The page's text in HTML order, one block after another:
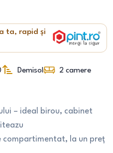
ta, rapid și
Demisol 2 camere
– ideal birou, cabinet
compartimentat, la un preț